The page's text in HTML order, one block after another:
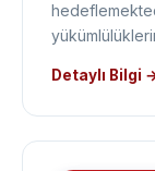
önceden